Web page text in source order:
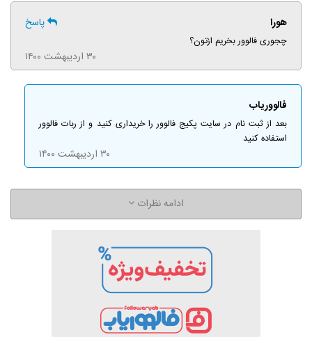
هورا پاسخ
چجوری فالوور بخریم ازتون؟
۳۰ اردیبهشت ۱۴۰۰
فالووریاب
بعد از ثبت نام در سایت پکیج فالوور را خریداری کنید و از ربات فالوور
استفاده کنید
۳۰ اردیبهشت ۱۴۰۰
ادامه نظرات